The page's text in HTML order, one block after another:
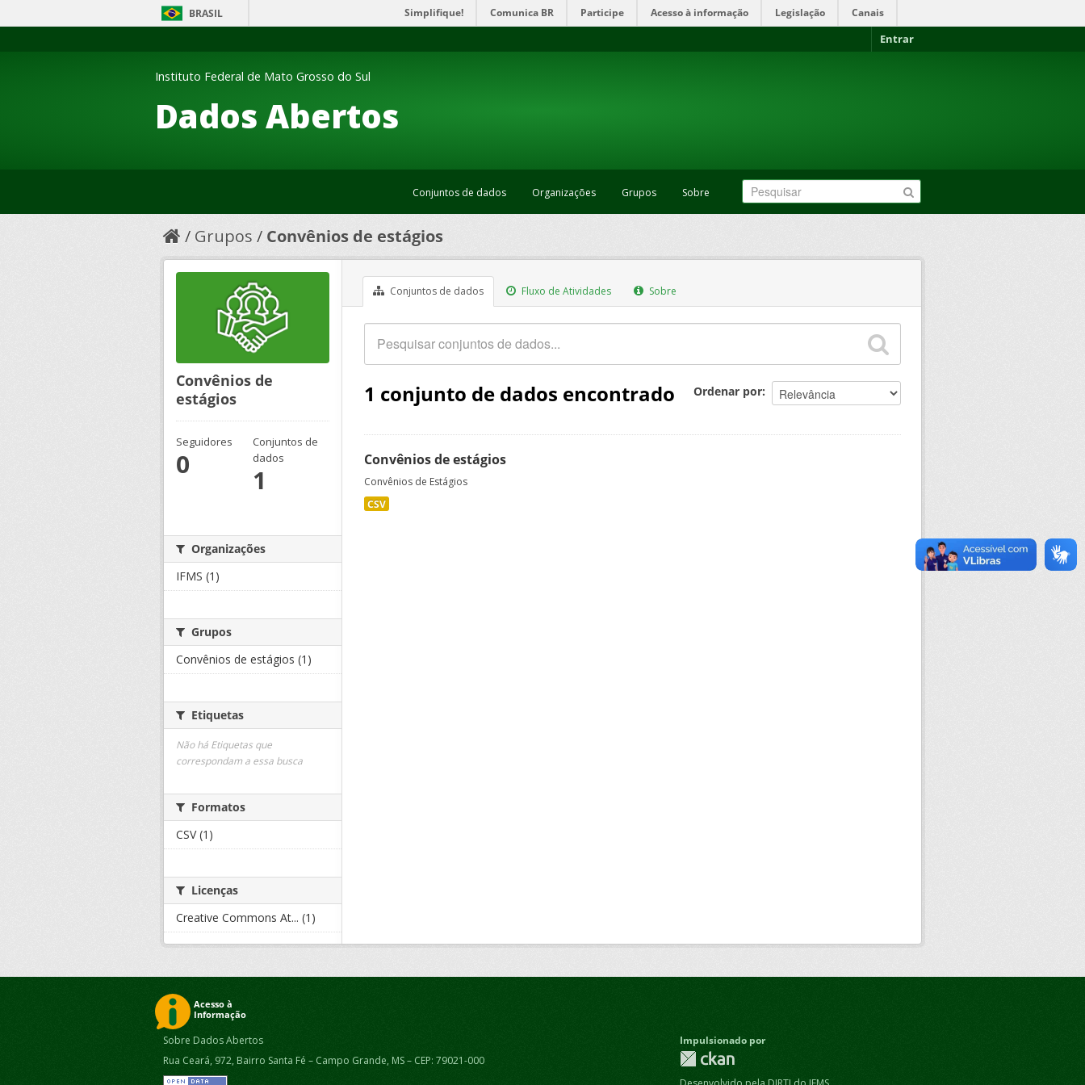
BRASIL Simplifique! Comunica BR Participe Acesso à informação Legislação Canais
Entrar
Dados Abertos
Instituto Federal de Mato Grosso do Sul
Conjuntos de dados Organizações Grupos Sobre
Grupos Convênios de estágios
Conjuntos de dados Fluxo de Atividades Sobre
Ordenar por
1 conjunto de dados encontrado
Convênios de estágios
Convênios de Estágios
CSV
Convênios de
estágios
Seguidores
0
Conjuntos de
dados
1
Organizações
IFMS (1)
Grupos
Convênios de estágios (1)
Etiquetas
Não há Etiquetas que
correspondam a essa busca
Formatos
CSV (1)
Licenças
Creative Commons At... (1)
Sobre Dados Abertos
Rua Ceará, 972, Bairro Santa Fé – Campo Grande, MS – CEP: 79021-000
Impulsionado por